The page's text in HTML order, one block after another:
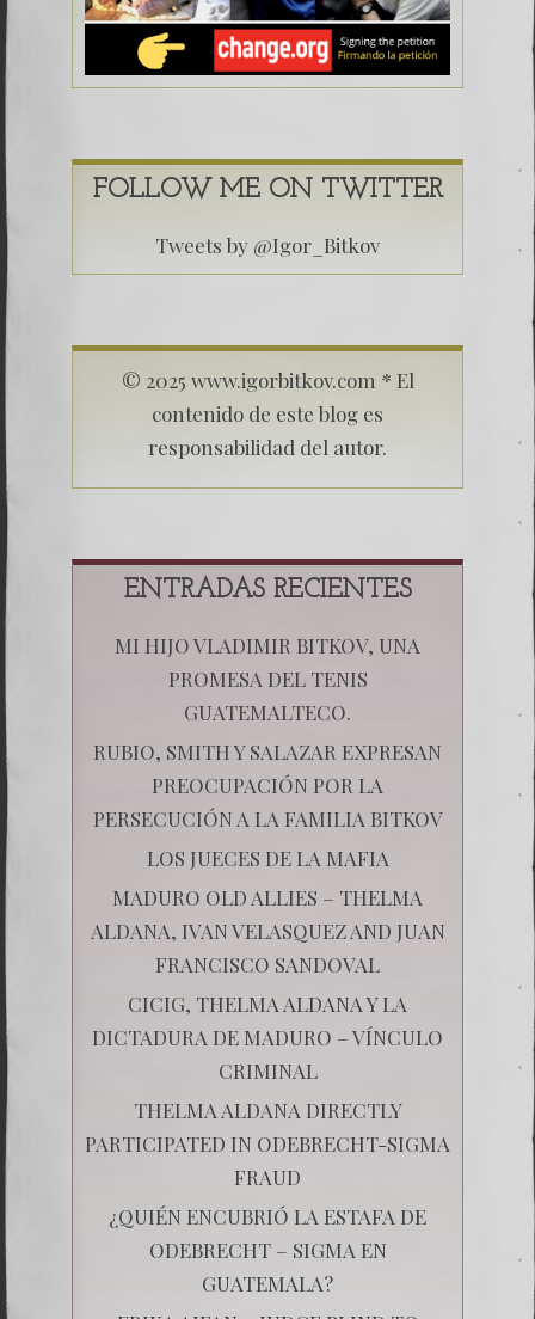
FOLLOW ME ON TWITTER
Tweets by @Igor_Bitkov
© 2025 www.igorbitkov.com * El
contenido de este blog es
responsabilidad del autor.
ENTRADAS RECIENTES
MI HIJO VLADIMIR BITKOV, UNA
PROMESA DEL TENIS
GUATEMALTECO.
RUBIO, SMITH Y SALAZAR EXPRESAN
PREOCUPACIÓN POR LA
PERSECUCIÓN A LA FAMILIA BITKOV
LOS JUECES DE LA MAFIA
MADURO OLD ALLIES – THELMA
ALDANA, IVAN VELASQUEZ AND JUAN
FRANCISCO SANDOVAL
CICIG, THELMA ALDANA Y LA
DICTADURA DE MADURO – VÍNCULO
CRIMINAL
THELMA ALDANA DIRECTLY
PARTICIPATED IN ODEBRECHT-SIGMA
FRAUD
¿QUIÉN ENCUBRIÓ LA ESTAFA DE
ODEBRECHT – SIGMA EN
GUATEMALA?